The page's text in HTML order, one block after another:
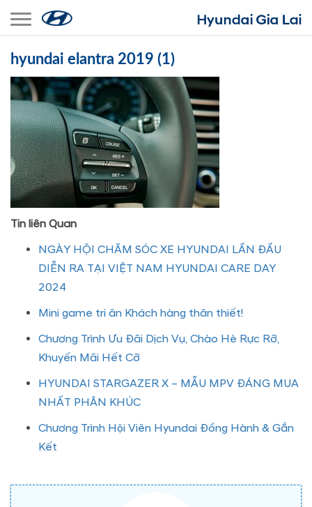
Toggle navigation
hyundai elantra 2019 (1)
Tin liên Quan
NGÀY HỘI CHĂM SÓC XE HYUNDAI LẦN ĐẦU
DIỄN RA TẠI VIỆT NAM HYUNDAI CARE DAY
2024
Mini game tri ân Khách hàng thân thiết!
Chương Trình Ưu Đãi Dịch Vụ, Chào Hè Rực Rỡ,
Khuyến Mãi Hết Cỡ
HYUNDAI STARGAZER X – MẪU MPV ĐÁNG MUA
NHẤT PHÂN KHÚC
Chương Trình Hội Viên Hyundai Đồng Hành & Gắn
Kết